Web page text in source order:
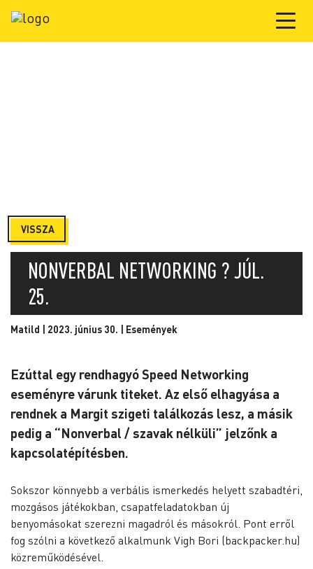
VISSZA
NONVERBAL NETWORKING ? JÚL.
25.
Matild | 2023. június 30. | Események
Ezúttal egy rendhagyó Speed Networking
eseményre várunk titeket. Az első elhagyása a
rendnek a Margit szigeti találkozás lesz, a másik
pedig a “Nonverbal / szavak nélküli” jelzőnk a
kapcsolatépítésben.
Sokszor könnyebb a verbális ismerkedés helyett szabadtéri,
mozgásos játékokban, csapatfeladatokban új
benyomásokat szerezni magadról és másokról. Pont erről
fog szólni a következő alkalmunk Vigh Bori (backpacker.hu)
közreműködésével.